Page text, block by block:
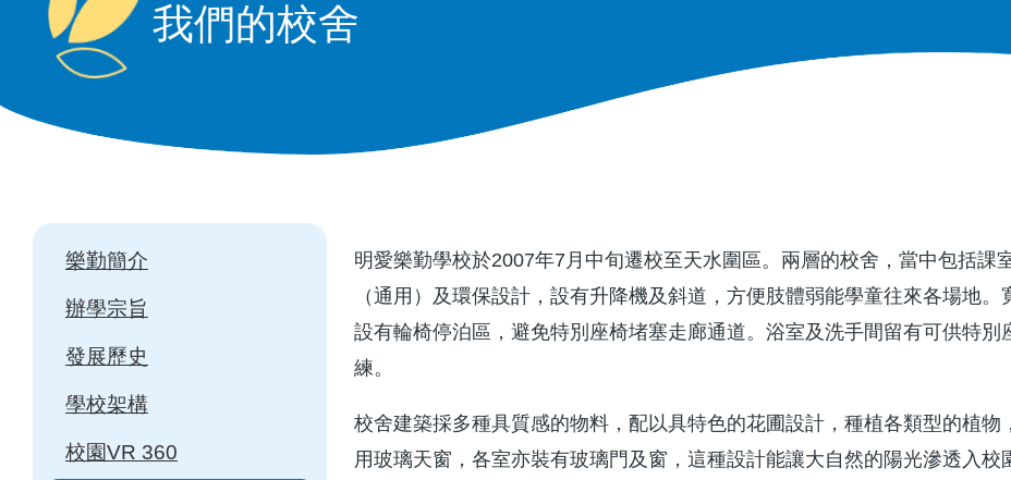
我們的校舍
明愛樂勤學校於2007年7月中旬遷校至天水圍區。兩層的校舍，當中包括課
（通用）及環保設計，設有升降機及斜道，方便肢體弱能學童往來各場地
設有輪椅停泊區，避免特別座椅堵塞走廊通道。浴室及洗手間留有可供特別
練。
校舍建築採多種具質感的物料，配以具特色的花圃設計，種植各類型的植
用玻璃天窗，各室亦裝有玻璃門及窗，這種設計能讓大自然的陽光滲透入
Main
navigation
樂勤簡介
辦學宗旨
發展歷史
學校架構
校園VR 360